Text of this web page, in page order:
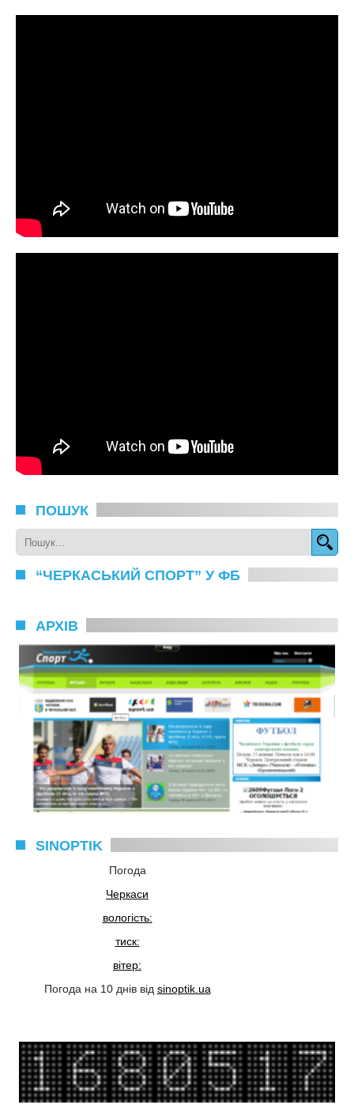
ПОШУК
“ЧЕРКАСЬКИЙ СПОРТ” У ФБ
АРХІВ
SINOPTIK
Погода
Черкаси
вологість:
тиск:
вітер:
Погода на 10 днів від sinoptik.ua